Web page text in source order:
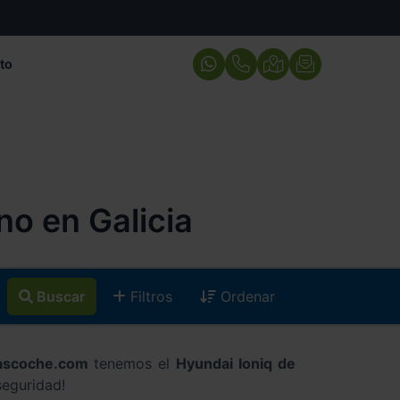
en Galicia
Buscar Filtros Ordenar
tenemos el Hyundai Ioniq de